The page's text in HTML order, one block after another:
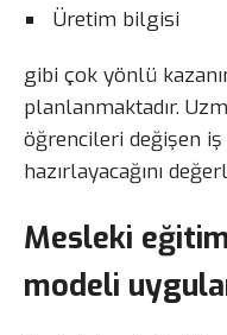
Üretim bilgisi
gibi çok yönlü
planlanmaktadır.
öğrencileri değişen
hazırlayacağını
Mesleki
modeli